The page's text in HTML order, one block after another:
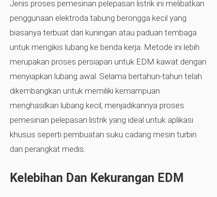
Jenis proses pemesinan pelepasan listrik ini melibatkan
penggunaan elektroda tabung berongga kecil yang
biasanya terbuat dari kuningan atau paduan tembaga
untuk mengikis lubang ke benda kerja. Metode ini lebih
merupakan proses persiapan untuk EDM kawat dengan
menyiapkan lubang awal. Selama bertahun-tahun telah
dikembangkan untuk memiliki kemampuan
menghasilkan lubang kecil, menjadikannya proses
pemesinan pelepasan listrik yang ideal untuk aplikasi
khusus seperti pembuatan suku cadang mesin turbin
dan perangkat medis.
Kelebihan Dan Kekurangan EDM